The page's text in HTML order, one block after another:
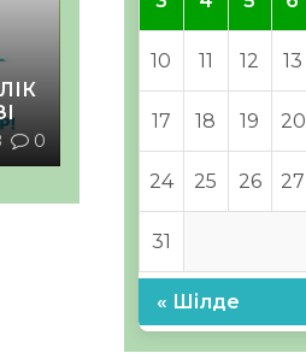
0
10 11 12 13
17 18 19 20
24 25 26 27
31
« Шілде